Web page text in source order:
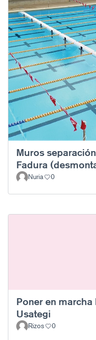
Muros
Fadura
Nuria
0
Poner en
Usategi
Rizos
0